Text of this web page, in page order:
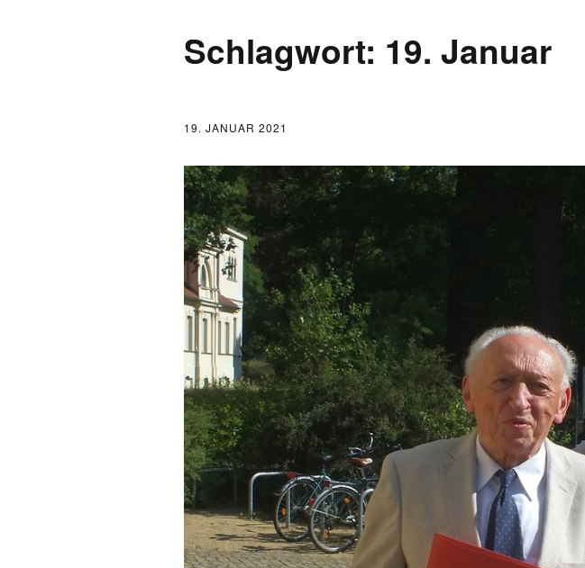
FONTANE UND SCHULE
FONTANE-
FORSCHER*INNEN
FONTANE-INSTITUTIONEN
FONTANE-
LEBENSSTATIONEN
FONTANE-ORTE
FONTANE-PROJEKTE
Schlagwort: 19. Januar
19. JANUAR 2021